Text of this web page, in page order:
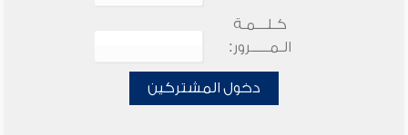
كـلـــمـة
الـمـــــرور:
دخول المشتركين